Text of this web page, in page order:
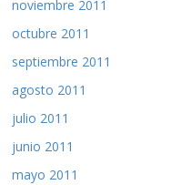
noviembre 2011
octubre 2011
septiembre 2011
agosto 2011
julio 2011
junio 2011
mayo 2011